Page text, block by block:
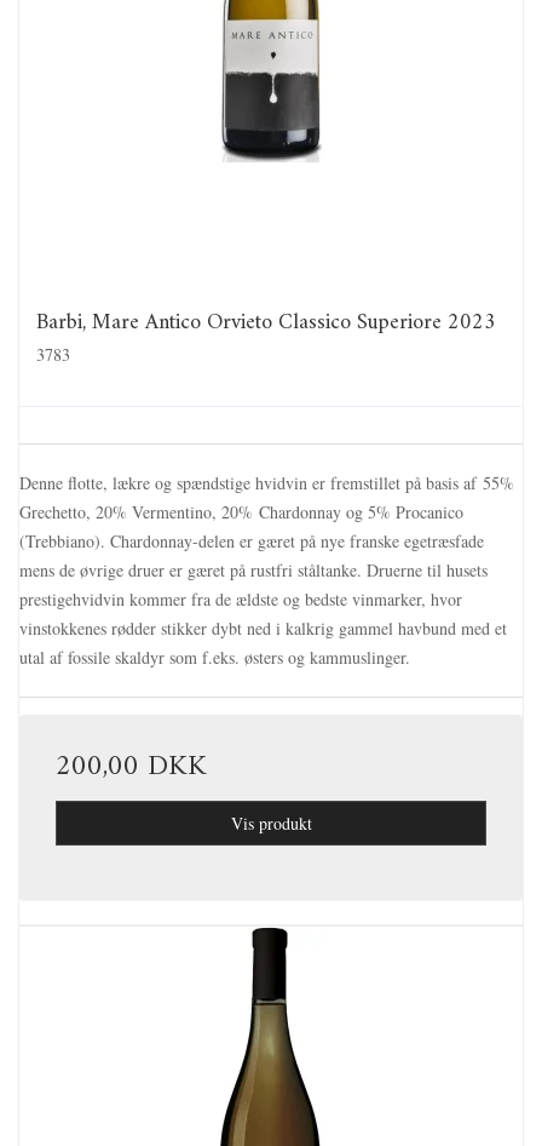
Barbi, Mare Antico Orvieto Classico Superiore 2023
3783
Denne flotte, lækre og spændstige hvidvin er fremstillet på basis af 55%
Grechetto, 20% Vermentino, 20% Chardonnay og 5% Procanico
(Trebbiano). Chardonnay-delen er gæret på nye franske egetræsfade
mens de øvrige druer er gæret på rustfri ståltanke. Druerne til husets
prestigehvidvin kommer fra de ældste og bedste vinmarker, hvor
vinstokkenes rødder stikker dybt ned i kalkrig gammel havbund med et
utal af fossile skaldyr som f.eks. østers og kammuslinger.
200,00 DKK
Vis produkt